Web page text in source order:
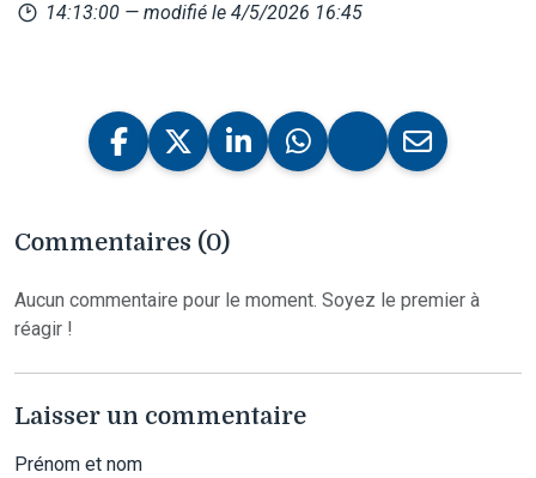
14:13:00 — modifié le 4/5/2026 16:45
Commentaires (0)
Aucun commentaire pour le moment. Soyez le premier à
réagir !
Laisser un commentaire
Prénom et nom